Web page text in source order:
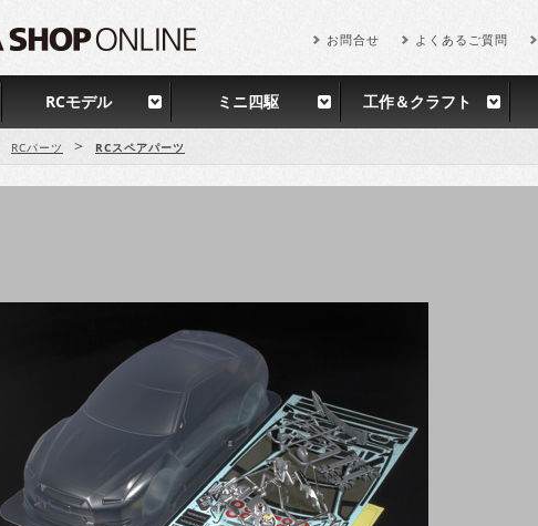
お問合せ よくあるご質問
RCモデル ミニ四駆 工作＆クラフト
RCパーツ > RCスペアパーツ